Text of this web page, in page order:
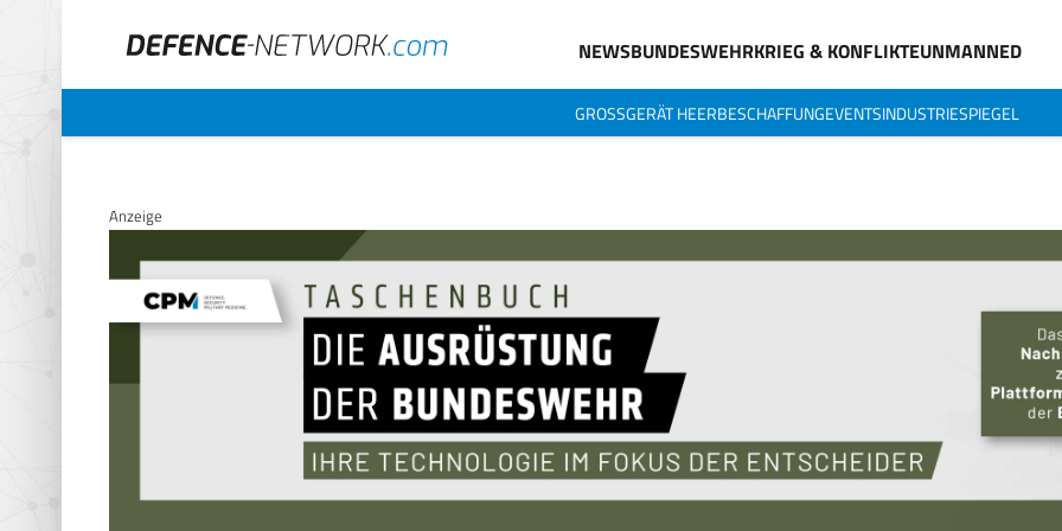
NEWSBUNDESWEHRKRIEG & KONFLIKTEUNMANNED
GROSSGERÄT HEERBESCHAFFUNGEVENTSINDUSTRIESPIEGEL
Anzeige